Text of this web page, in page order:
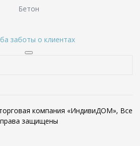
Бетон
заботы о клиентах
компания «ИндивиДОМ», Все
права защищены